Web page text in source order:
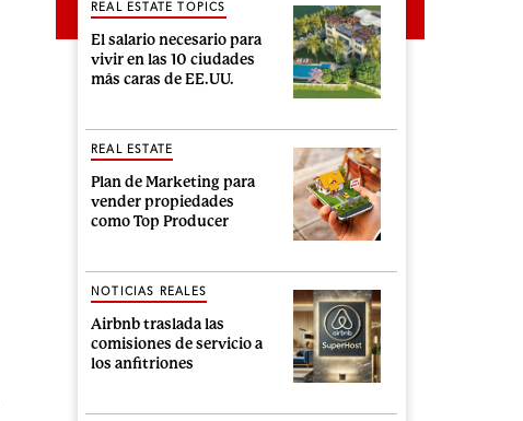
El salario necesario para
vivir en las 10 ciudades
más caras de EE.UU.
REAL ESTATE TOPICS
Plan de Marketing para
vender propiedades
como Top Producer
REAL ESTATE
Airbnb traslada las
comisiones de servicio a
los anfitriones
NOTICIAS REALES